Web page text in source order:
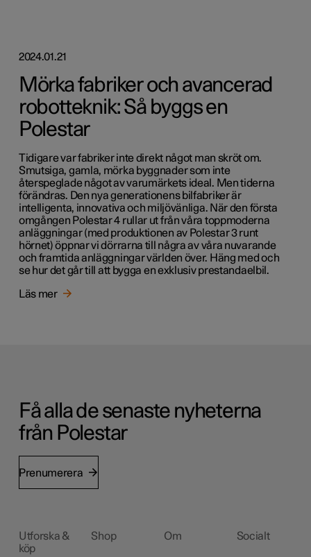
2024.01.21
Mörka fabriker och avancerad
robotteknik: Så byggs en
Polestar
Tidigare var fabriker inte direkt något man skröt om.
Smutsiga, gamla, mörka byggnader som inte
återspeglade något av varumärkets ideal. Men tiderna
förändras. Den nya generationens bilfabriker är
intelligenta, innovativa och miljövänliga. När den första
omgången Polestar 4 rullar ut från våra toppmoderna
anläggningar (med produktionen av Polestar 3 runt
hörnet) öppnar vi dörrarna till några av våra nuvarande
och framtida anläggningar världen över. Häng med och
se hur det går till att bygga en exklusiv prestandaelbil.
Läs mer
Få alla de senaste nyheterna
från Polestar
Prenumerera
Utforska &
köp
Shop Om Socialt